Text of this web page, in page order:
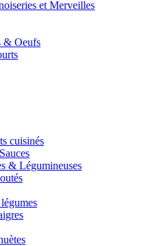
et Merveilles
& Oeufs
cuisinés
& Légumineuses